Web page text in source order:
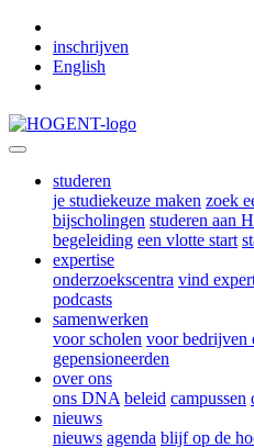
inschrijven
English
studeren
je studiekeuze maken zoek
bijscholingen studeren aan
begeleiding een vlotte start
expertise
onderzoekscentra vind
podcasts
samenwerken
voor scholen voor bedrijven
gepensioneerden
over ons
ons DNA beleid campussen
nieuws
nieuws agenda blijf op de